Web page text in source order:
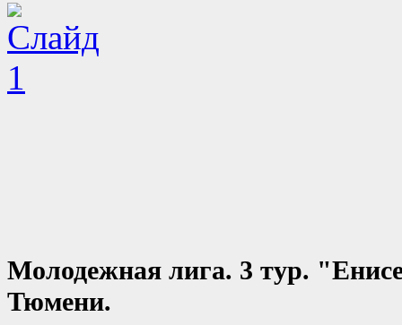
Молодежная лига. 3 тур.
Тюмени.